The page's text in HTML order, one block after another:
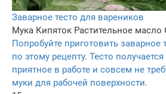
Заварное тесто для вареников
Мука Кипяток Растительное масло
Попробуйте приготовить заварное
по этому рецепту. Тесто
приятное в работе и совсем не
муки для рабочей поверхности.